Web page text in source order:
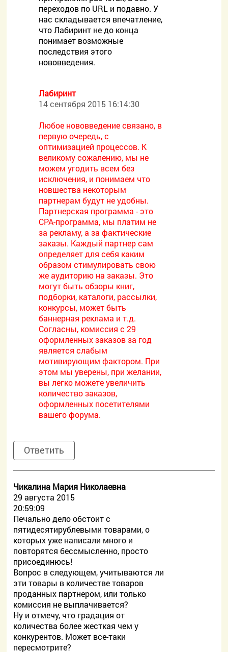
переходов по URL и подавно. У
нас складывается впечатление,
что Лабиринт не до конца
понимает возможные
последствия этого
нововведения.
Лабиринт
14 сентября 2015 16:14:30
Любое нововведение связано, в
первую очередь, с
оптимизацией процессов. К
великому сожалению, мы не
можем угодить всем без
исключения, и понимаем что
новшества некоторым
партнерам будут не удобны.
Партнерская программа - это
CPA-программа, мы платим не
за рекламу, а за фактические
заказы. Каждый партнер сам
определяет для себя каким
образом стимулировать свою
же аудиторию на заказы. Это
могут быть обзоры книг,
подборки, каталоги, рассылки,
конкурсы, может быть
баннерная реклама и т.д.
Согласны, комиссия с 29
оформленных заказов за год
является слабым
мотивирующим фактором. При
этом мы уверены, при желании,
вы легко можете увеличить
количество заказов,
оформленных посетителями
вашего форума.
Ответить
Чикалина Мария Николаевна
29 августа 2015
20:59:09
Печально дело обстоит с
пятидесятирублевыми товарами, о
которых уже написали много и
повторятся бессмысленно, просто
присоединюсь!
Вопрос в следующем, учитываются ли
эти товары в количестве товаров
проданных партнером, или только
комиссия не выплачивается?
Ну и отмечу, что градация от
количества более жесткая чем у
конкурентов. Может все-таки
пересмотрите?